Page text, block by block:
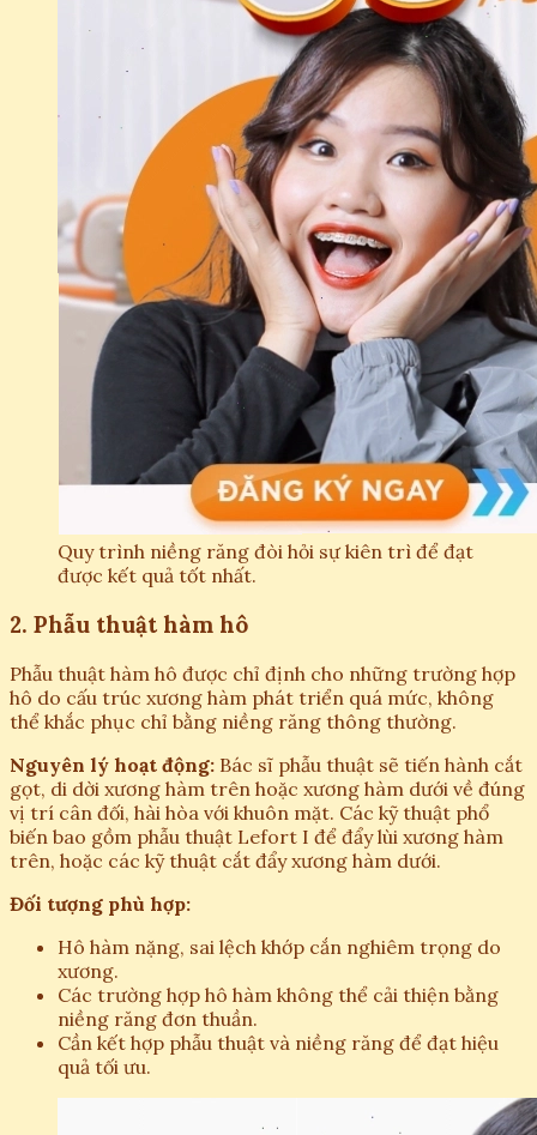
Quy trình niềng răng đòi hỏi sự kiên trì để đạt
được kết quả tốt nhất.
2. Phẫu thuật hàm hô
Phẫu thuật hàm hô được chỉ định cho những trường hợp
hô do cấu trúc xương hàm phát triển quá mức, không
thể khắc phục chỉ bằng niềng răng thông thường.
Nguyên lý hoạt động: Bác sĩ phẫu thuật sẽ tiến hành cắt
gọt, di dời xương hàm trên hoặc xương hàm dưới về đúng
vị trí cân đối, hài hòa với khuôn mặt. Các kỹ thuật phổ
biến bao gồm phẫu thuật Lefort I để đẩy lùi xương hàm
trên, hoặc các kỹ thuật cắt đẩy xương hàm dưới.
Đối tượng phù hợp:
Hô hàm nặng, sai lệch khớp cắn nghiêm trọng do
xương.
Các trường hợp hô hàm không thể cải thiện bằng
niềng răng đơn thuần.
Cần kết hợp phẫu thuật và niềng răng để đạt hiệu
quả tối ưu.